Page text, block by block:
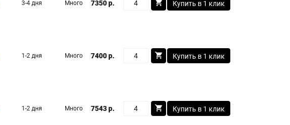
3-4 дня Много 7350 р. Купить в 1 клик
1-2 дня Много 7400 р. Купить в 1 клик
1-2 дня Много 7543 р. Купить в 1 клик